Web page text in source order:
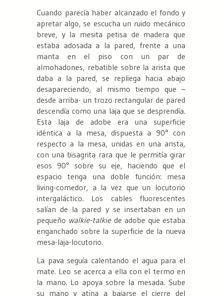
Cuando parecía haber alcanzado el fondo y
apretar algo, se escucha un ruido mecánico
breve, y la mesita petisa de madera que
estaba adosada a la pared, frente a una
manta en el piso con un par de
almohadones, rebatible sobre la arista que
daba a la pared, se repliega hacia abajo
desapareciendo, al mismo tiempo que –
desde arriba- un trozo rectangular de pared
descendía como una laja que se desprendía.
Esta laja de adobe era una superficie
idéntica a la mesa, dispuesta a 90° con
respecto a la mesa, unidas en una arista,
con una bisagrita rara que le permitía girar
esos 90° sobre su eje, haciendo que el
espacio tenga una doble función: mesa
living-comedor, a la vez que un locutorio
intergaláctico. Los cables fluorescentes
salían de la pared y se insertaban en un
pequeño walkie-talkiede adobe que estaba
enganchado sobre la superficie de la nueva
mesa-laja-locutorio.
La pava seguía calentando el agua para el
mate. Leo se acerca a ella con el termo en
la mano. Lo apoya sobre la mesada. Sube
su mano y atina a bajarse el cierre del